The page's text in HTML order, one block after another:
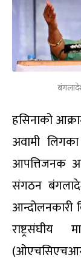
हसिनाको
अवामी
आपत्तिजनक
संगठन
आन्दोलनकारी
राष्ट्रसंघीय